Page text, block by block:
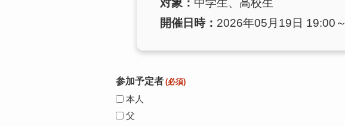
対象： 中学生、高校生
開催日時： 2026年05月19日 19:00～
参加予定者 (必須)
本人
父